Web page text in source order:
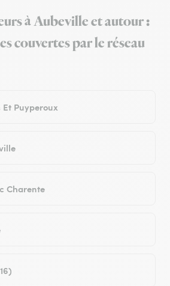
à Aubeville et autour :
couvertes par le réseau
Et Puyperoux
Charente